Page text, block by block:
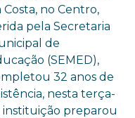
Costa, no Centro,
pela Secretaria
de
(SEMED),
32 anos de
nesta terça-
instituição preparou